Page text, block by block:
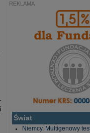
REKLAMA
Świat
Niemcy. Multigenowy